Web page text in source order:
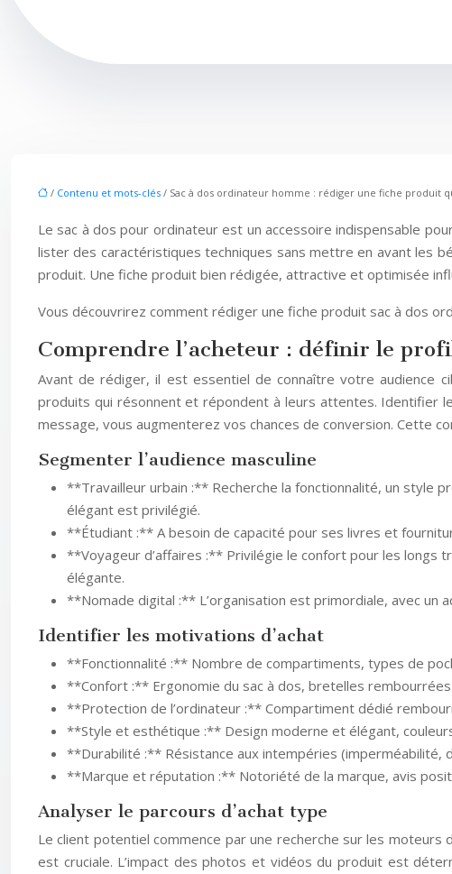
/ Contenu et mots-clés / Sac à dos ordinateur homme : rédiger une fiche produit
Le sac à dos pour ordinateur est un accessoire indispensable
lister des caractéristiques techniques sans mettre en avant les
produit. Une fiche produit bien rédigée, attractive et optimisée
Vous découvrirez comment rédiger une fiche produit sac à dos
Comprendre l’acheteur : définir le
Avant de rédiger, il est essentiel de connaître votre audience
produits qui résonnent et répondent à leurs attentes. Identifier
message, vous augmenterez vos chances de conversion. Cette
Segmenter l’audience masculine
**Travailleur urbain :** Recherche la fonctionnalité, un style
élégant est privilégié.
**Étudiant :** A besoin de capacité pour ses livres et
**Voyageur d’affaires :** Privilégie le confort pour les
élégante.
**Nomade digital :** L’organisation est primordiale, avec un
Identifier les motivations d’achat
**Fonctionnalité :** Nombre de compartiments, types de
**Confort :** Ergonomie du sac à dos, bretelles
**Protection de l’ordinateur :** Compartiment dédié
**Style et esthétique :** Design moderne et élégant,
**Durabilité :** Résistance aux intempéries (imperméabilité,
**Marque et réputation :** Notoriété de la marque, avis
Analyser le parcours d’achat type
Le client potentiel commence par une recherche sur les
est cruciale. L’impact des photos et vidéos du produit est